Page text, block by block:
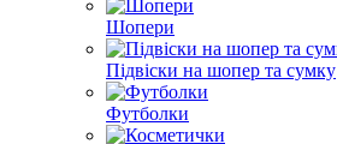
Шопери
Підвіски на шопер та сумку
Футболки